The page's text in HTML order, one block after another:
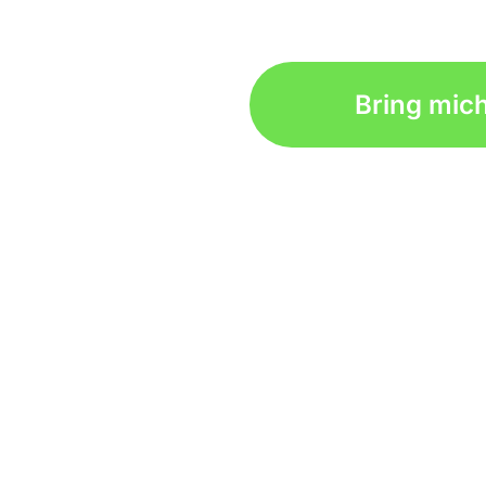
Bring